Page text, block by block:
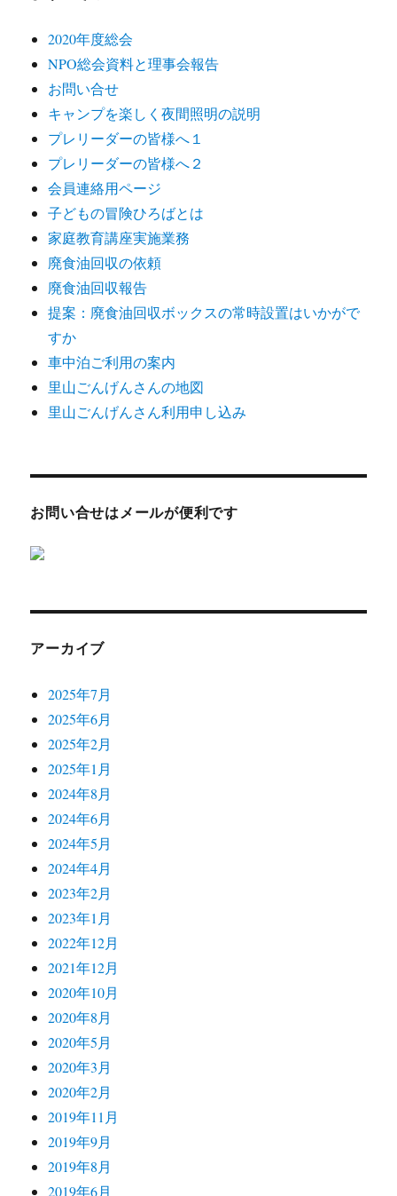
2020年度総会
NPO総会資料と理事会報告
お問い合せ
キャンプを楽しく夜間照明の説明
プレリーダーの皆様へ１
プレリーダーの皆様へ２
会員連絡用ページ
子どもの冒険ひろばとは
家庭教育講座実施業務
廃食油回収の依頼
廃食油回収報告
提案：廃食油回収ボックスの常時設置はいかがで
すか
車中泊ご利用の案内
里山ごんげんさんの地図
里山ごんげんさん利用申し込み
お問い合せはメールが便利です
アーカイブ
2025年7月
2025年6月
2025年2月
2025年1月
2024年8月
2024年6月
2024年5月
2024年4月
2023年2月
2023年1月
2022年12月
2021年12月
2020年10月
2020年8月
2020年5月
2020年3月
2020年2月
2019年11月
2019年9月
2019年8月
2019年6月